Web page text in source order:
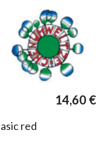
14,60 €
red